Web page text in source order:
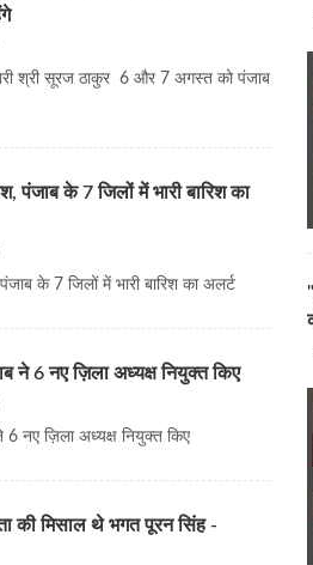
श्री सूरज ठाकुर 6 और 7 अगस्त को पंजाब
पंजाब के 7 जिलों में भारी बारिश का
के 7 जिलों में भारी बारिश का अलर्ट
ने 6 नए ज़िला अध्यक्ष नियुक्त किए
6 नए ज़िला अध्यक्ष नियुक्त किए
की मिसाल थे भगत पूरन सिंह -